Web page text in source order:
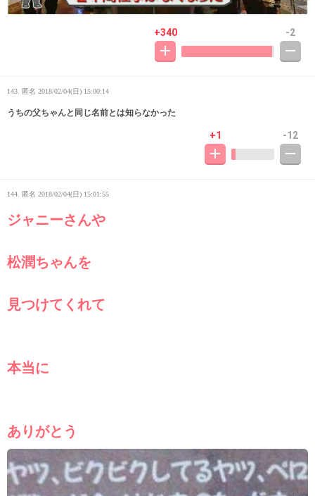
+340 -2
143. 匿名 2018/02/04(日) 15:00:14
うちの父ちゃんと同じ名前とは知らなかった
+1 -12
144. 匿名 2018/02/04(日) 15:01:55
ジャニーさんや
松潤ちゃんを
見つけてくれて
本当に
ありがとう